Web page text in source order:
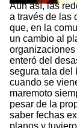
Aun así, las
a través de las
que, en la
un cambio al
enteró del
segura tala del
cuando se
maremoto
pesar de la
saber fechas